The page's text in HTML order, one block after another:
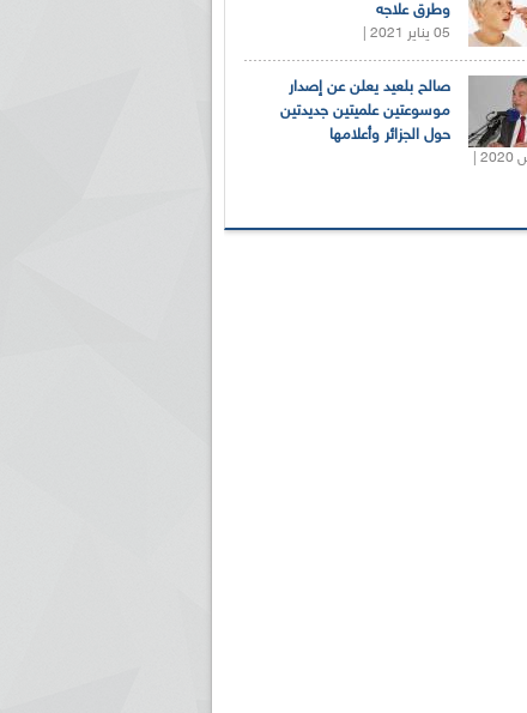
وطرق علاجه
05 يناير 2021 |
صالح بلعيد يعلن عن إصدار
موسوعتين علميتين جديدتين
حول الجزائر وأعلامها